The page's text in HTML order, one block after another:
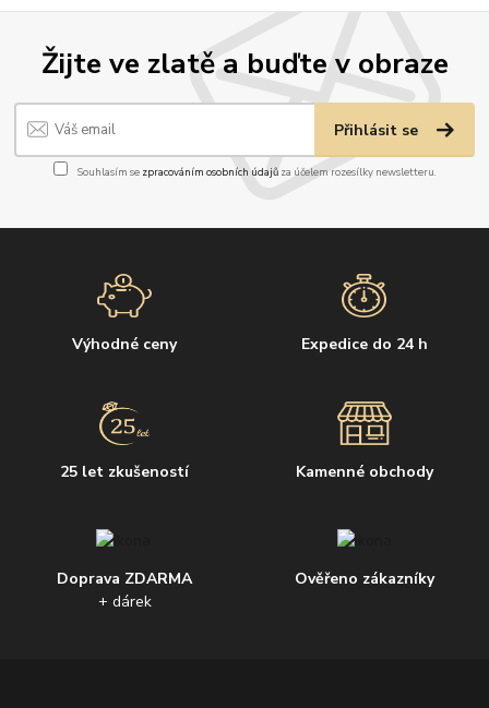
Žijte ve zlatě a buďte v obraze
Přihlásit se
Souhlasím se zpracováním osobních údajůza účelem rozesílky newsletteru.
Výhodné ceny Expedice do 24 h
25 let zkušeností Kamenné obchody
Doprava ZDARMA
+ dárek
Ověřeno zákazníky